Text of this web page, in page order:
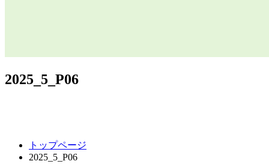
2025_5_P06
トップページ
2025_5_P06